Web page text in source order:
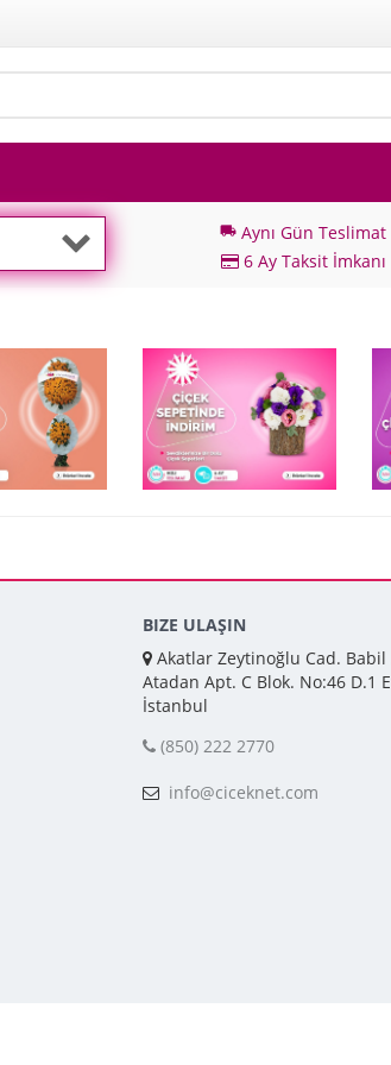
local_shipping Aynı Gün Teslimat
6 Ay Taksit İmkanı
BIZE ULAŞIN
Akatlar Zeytinoğlu Cad. Babil
Atadan Apt. C Blok. No:46 D.1
İstanbul
(850) 222 2770
info@ciceknet.com